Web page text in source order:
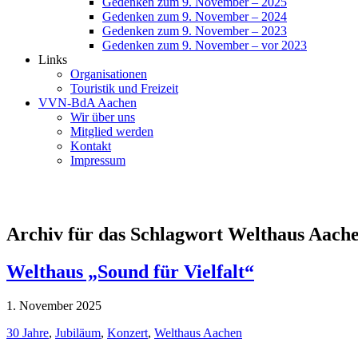
Gedenken zum 9. November – 2024
Gedenken zum 9. November – 2023
Gedenken zum 9. November – vor 2023
Links
Organisationen
Touristik und Freizeit
VVN-BdA Aachen
Wir über uns
Mitglied werden
Kontakt
Impressum
Archiv für das Schlagwort Welthaus
Welthaus „Sound für Vielfalt“
1. November 2025
30 Jahre, Jubiläum, Konzert, Welthaus Aachen